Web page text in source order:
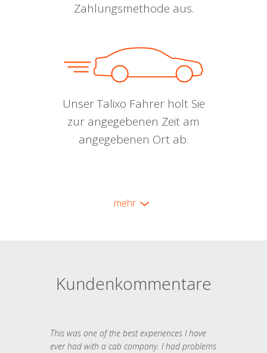
Zahlungsmethode aus.
Unser Talixo Fahrer holt Sie
zur angegebenen Zeit am
angegebenen Ort ab.
mehr
Kundenkommentare
This was one of the best experiences I have
ever had with a cab company. I had problems